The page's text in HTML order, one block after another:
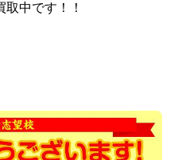
中です！！